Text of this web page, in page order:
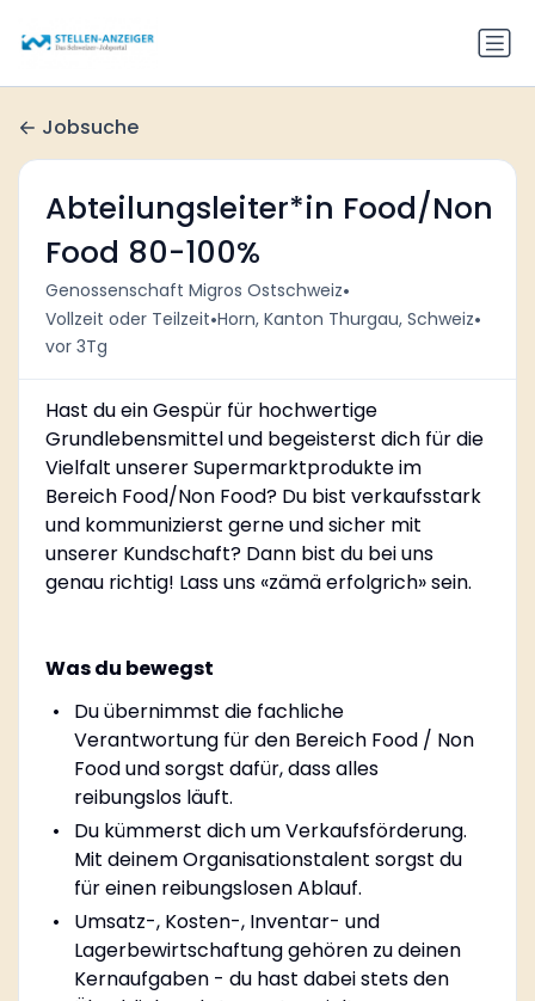
Jobsuche
Abteilungsleiter*in Food/Non
Food 80-100%
Genossenschaft Migros Ostschweiz•
Vollzeit oder Teilzeit•Horn, Kanton Thurgau, Schweiz•
vor 3Tg
Hast du ein Gespür für hochwertige
Grundlebensmittel und begeisterst dich für die
Vielfalt unserer Supermarktprodukte im
Bereich Food/Non Food? Du bist verkaufsstark
und kommunizierst gerne und sicher mit
unserer Kundschaft? Dann bist du bei uns
genau richtig! Lass uns «zämä erfolgrich» sein.
Was du bewegst
Du übernimmst die fachliche
Verantwortung für den Bereich Food / Non
Food und sorgst dafür, dass alles
reibungslos läuft.
Du kümmerst dich um Verkaufsförderung.
Mit deinem Organisationstalent sorgst du
für einen reibungslosen Ablauf.
Umsatz-, Kosten-, Inventar- und
Lagerbewirtschaftung gehören zu deinen
Kernaufgaben - du hast dabei stets den